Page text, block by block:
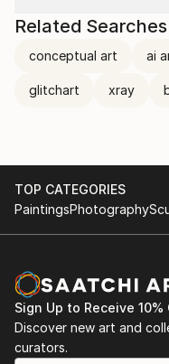
Conceptual art
Working with
Related Searches
conceptual art ai
glitchart xray
TOP CATEGORIES
PaintingsPhotography
Sign Up to Receive
Discover new art and
curators.